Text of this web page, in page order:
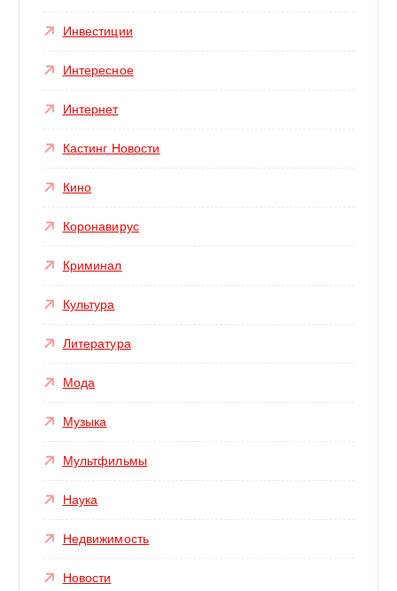
Инвестиции
Интересное
Интернет
Кастинг Новости
Кино
Коронавирус
Криминал
Культура
Литература
Мода
Музыка
Мультфильмы
Наука
Недвижимость
Новости